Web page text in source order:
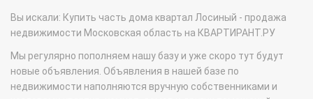
Вы искали: Купить часть дома квартал Лосиный - продажа
недвижимости Московская область на КВАРТИРАНТ.РУ
Мы регулярно пополняем нашу базу и уже скоро тут будут
новые объявления. Объявления в нашей базе по
недвижимости наполняются вручную собственниками и